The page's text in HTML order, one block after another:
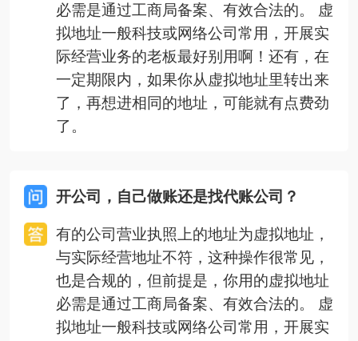
必需是通过工商局备案、有效合法的。 虚
拟地址一般科技或网络公司常用，开展实
际经营业务的老板最好别用啊！还有，在
一定期限内，如果你从虚拟地址里转出来
了，再想进相同的地址，可能就有点费劲
了。
开公司，自己做账还是找代账公司？
有的公司营业执照上的地址为虚拟地址，
与实际经营地址不符，这种操作很常见，
也是合规的，但前提是，你用的虚拟地址
必需是通过工商局备案、有效合法的。 虚
拟地址一般科技或网络公司常用，开展实